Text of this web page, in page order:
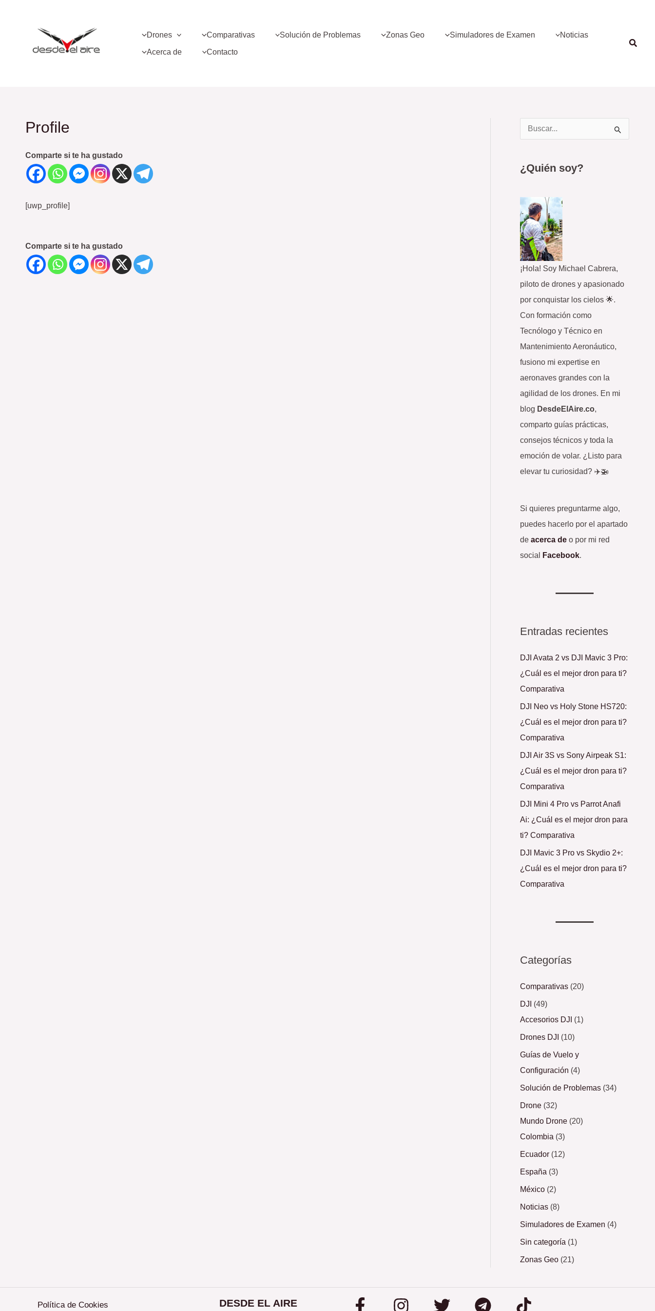
Drones Comparativas Solución de Problemas Zonas Geo Simuladores de Examen Noticias
Acerca de Contacto
Profile
Comparte si te ha gustado
[uwp_profile]
Comparte si te ha gustado
r
p
o
r
:
¿Quién soy?
¡Hola! Soy Michael Cabrera,
piloto de drones y apasionado
por conquistar los cielos 🌟.
Con formación como
Tecnólogo y Técnico en
Mantenimiento Aeronáutico,
fusiono mi expertise en
aeronaves grandes con la
agilidad de los drones. En mi
blog DesdeElAire.co,
comparto guías prácticas,
consejos técnicos y toda la
emoción de volar. ¿Listo para
elevar tu curiosidad? ✈️🚁
Si quieres preguntarme algo,
puedes hacerlo por el apartado
de acerca deo por mi red
social
Facebook.
Entradas recientes
DJI Avata 2 vs DJI Mavic 3 Pro:
¿Cuál es el mejor dron para ti?
Comparativa
DJI Neo vs Holy Stone HS720:
¿Cuál es el mejor dron para ti?
Comparativa
DJI Air 3S vs Sony Airpeak S1:
¿Cuál es el mejor dron para ti?
Comparativa
DJI Mini 4 Pro vs Parrot Anafi
Ai: ¿Cuál es el mejor dron para
ti? Comparativa
DJI Mavic 3 Pro vs Skydio 2+:
¿Cuál es el mejor dron para ti?
Comparativa
Categorías
Comparativas(20)
DJI (49)
Accesorios DJI (1)
Drones DJI (10)
Guías de Vuelo y
Configuración (4)
Solución de Problemas(34)
Drone(32)
Mundo Drone(20)
Colombia (3)
Ecuador(12)
España (3)
México(2)
Noticias(8)
Simuladores de Examen (4)
Sin categoría (1)
Zonas Geo(21)
Política de Cookies DESDE EL AIRE